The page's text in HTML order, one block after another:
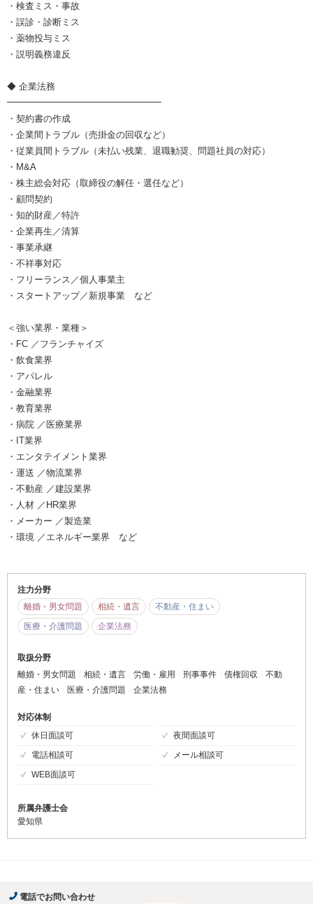
・検査ミス・事故
・誤診・診断ミス
・薬物投与ミス
・説明義務違反
◆ 企業法務
━━━━━━━━━━━━━━━━━
・契約書の作成
・企業間トラブル（売掛金の回収など）
・従業員間トラブル（未払い残業、退職勧奨、問題社員の対応）
・M&A
・株主総会対応（取締役の解任・選任など）
・顧問契約
・知的財産／特許
・企業再生／清算
・事業承継
・不祥事対応
・フリーランス／個人事業主
・スタートアップ／新規事業 など
＜強い業界・業種＞
・FC ／フランチャイズ
・飲食業界
・アパレル
・金融業界
・教育業界
・病院 ／医療業界
・IT業界
・エンタテイメント業界
・運送 ／物流業界
・不動産 ／建設業界
・人材 ／HR業界
・メーカー ／製造業
・環境 ／エネルギー業界 など
注力分野
離婚・男女問題
相続・遺言
不動産・住まい
医療・介護問題
企業法務
取扱分野
離婚・男女問題
相続・遺言 労働・雇用 刑事事件 債権回収
不動
産・住まい
医療・介護問題 企業法務
対応体制
休日面談可
夜間面談可
電話相談可
メール相談可
WEB面談可
所属弁護士会
愛知県
電話でお問い合わせ